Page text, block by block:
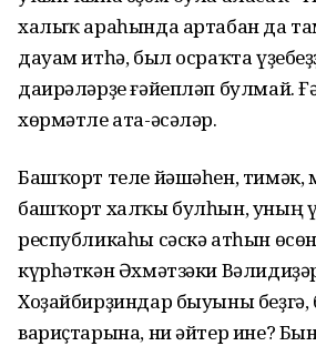
халыҡ араһында артабан да
дауам итһә, был осраҡта
даирәләрҙе ғәйепләп булмай.
хөрмәтле ата-әсәләр.
Башҡорт теле йәшәһен, тимәк,
башҡорт халҡы булһын, уның
республикаһы сәскә атһын
күрһәткән Әхмәтзәки
Хоҙайбирҙиндар быуыны беҙгә,
вариҫтарына, ни әйтер ине?